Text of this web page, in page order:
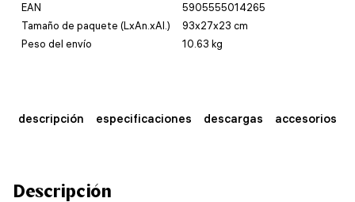
EAN
5905555014265
Tamaño de paquete (LxAn.xAl.)
93x27x23 cm
Peso del envío
10.63 kg
descripción especificaciones descargas accesorios
Descripción